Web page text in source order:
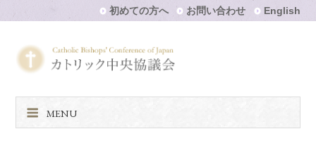
初めての方へ お問い合わせ English
MENU